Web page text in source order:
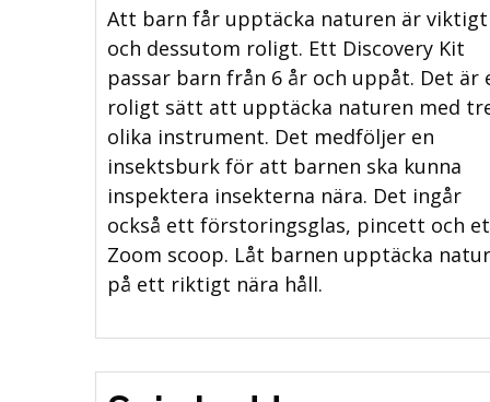
Att barn får upptäcka naturen är viktigt
och dessutom roligt. Ett Discovery Kit
passar barn från 6 år och uppåt. Det är
roligt sätt att upptäcka naturen med
olika instrument. Det medföljer en
insektsburk för att barnen ska kunna
inspektera insekterna nära. Det ingår
också ett förstoringsglas, pincett och
Zoom scoop. Låt barnen upptäcka
på ett riktigt nära håll.